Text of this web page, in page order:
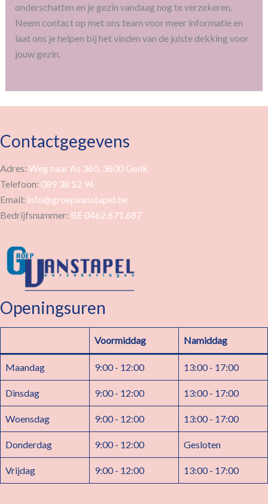
onderschatten en je gezin vandaag nog te verzekeren.
Neem contact op met ons team voor meer informatie en
laat ons je helpen bij het vinden van de juiste dekking voor
jouw gezin.
Contactgegevens
Adres: Weg naar As 360, 3600 Genk
Telefoon: 089 38 52 96
Email: info@groepvanstapel.be
Bedrijfsnummer: BE 0462.671.687
Openingsuren
Voormiddag Namiddag
Maandag 9:00 - 12:00 13:00 - 17:00
Dinsdag 9:00 - 12:00 13:00 - 17:00
Woensdag 9:00 - 12:00 13:00 - 17:00
Donderdag 9:00 - 12:00 Gesloten
Vrijdag 9:00 - 12:00 13:00 - 17:00